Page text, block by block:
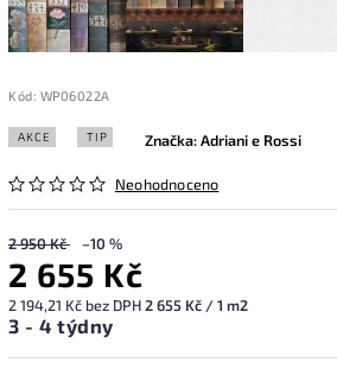
Kód: WP06022A
AKCE TIP
Neohodnoceno
Značka:Adriani e Rossi
2 950 Kč –10 %
2 655 Kč
2 194,21 Kč bez DPH2 655 Kč / 1 m2
3 - 4 týdny